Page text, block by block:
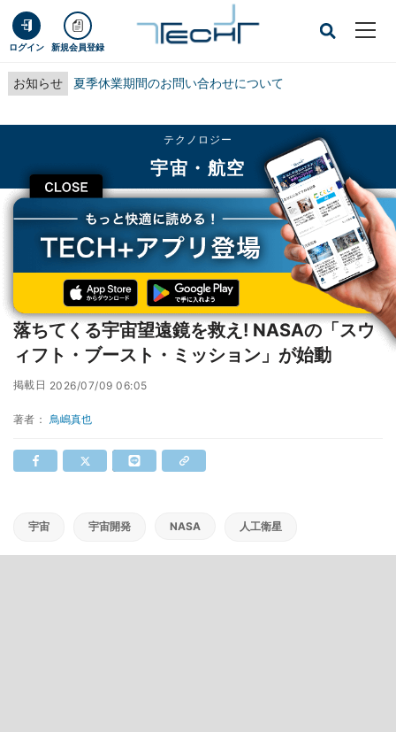
ログイン 新規会員登録
お知らせ 夏季休業期間のお問い合わせについて
CLOSE
テクノロジー
宇宙・航空
TECH+ テクノロジー
宇宙・航空
落ちてくる宇宙望遠鏡を救え! NASAの「スウィフト・ブースト・ミッション」
レポート
落ちてくる宇宙望遠鏡を救え! NASAの「スウ
ィフト・ブースト・ミッション」が始動
掲載日 2026/07/09 06:05
著者： 鳥嶋真也
宇宙 宇宙開発 NASA 人工衛星